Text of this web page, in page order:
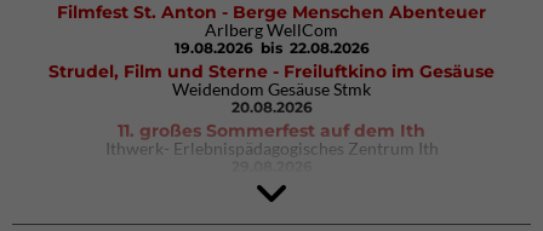
Filmfest St. Anton - Berge Menschen Abenteuer
Arlberg WellCom
19.08.2026 bis 22.08.2026
Strudel, Film und Sterne - Freiluftkino im Gesäuse
Weidendom Gesäuse Stmk
20.08.2026
11. großes Sommerfest auf dem Ith
Ithwerk- Erlebnispädagogisches Zentrum Ith
4Blocs KIDS 2026
DAV Kletter- & Boulderzentrum München Süd (Thalkirchen)
26.09.2026